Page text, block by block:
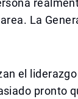
La
el
pronto